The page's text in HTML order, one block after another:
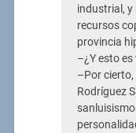
industrial, y
recursos
provincia
–¿Y esto
–Por
Rodríguez